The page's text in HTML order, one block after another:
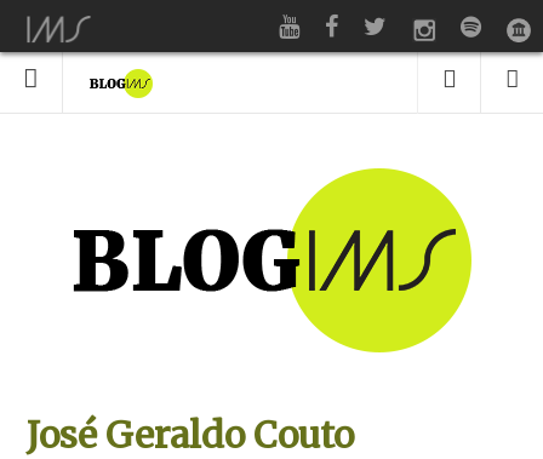
José Geraldo Couto